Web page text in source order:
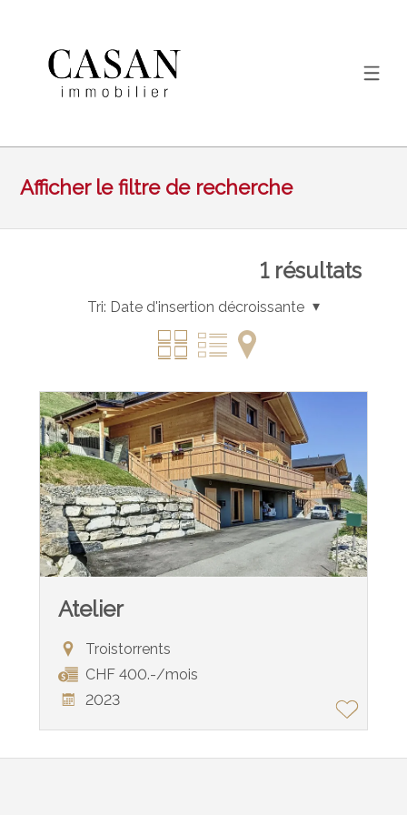
Afficher le filtre de recherche
1résultats
Tri: Date d'insertion décroissante
Atelier
Troistorrents
CHF 400.-/mois
2023